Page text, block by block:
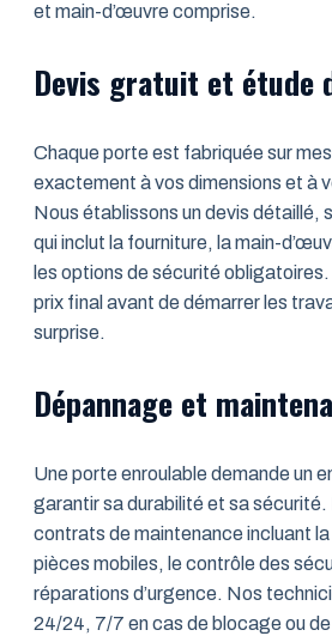
et main-d’œuvre comprise.
Devis gratuit et étude
Chaque porte est fabriquée sur
exactement à vos dimensions et à
Nous établissons un devis détaillé,
qui inclut la fourniture, la main-
les options de sécurité
prix final avant de démarrer les
surprise.
Dépannage et
Une porte enroulable demande un
garantir sa durabilité et sa
contrats de maintenance incluant
pièces mobiles, le contrôle des
réparations d’urgence. Nos
24/24, 7/7 en cas de blocage ou